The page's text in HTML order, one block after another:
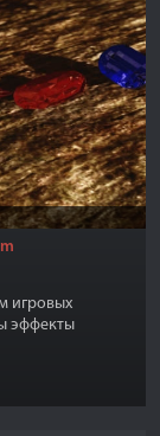
игровых
эффекты